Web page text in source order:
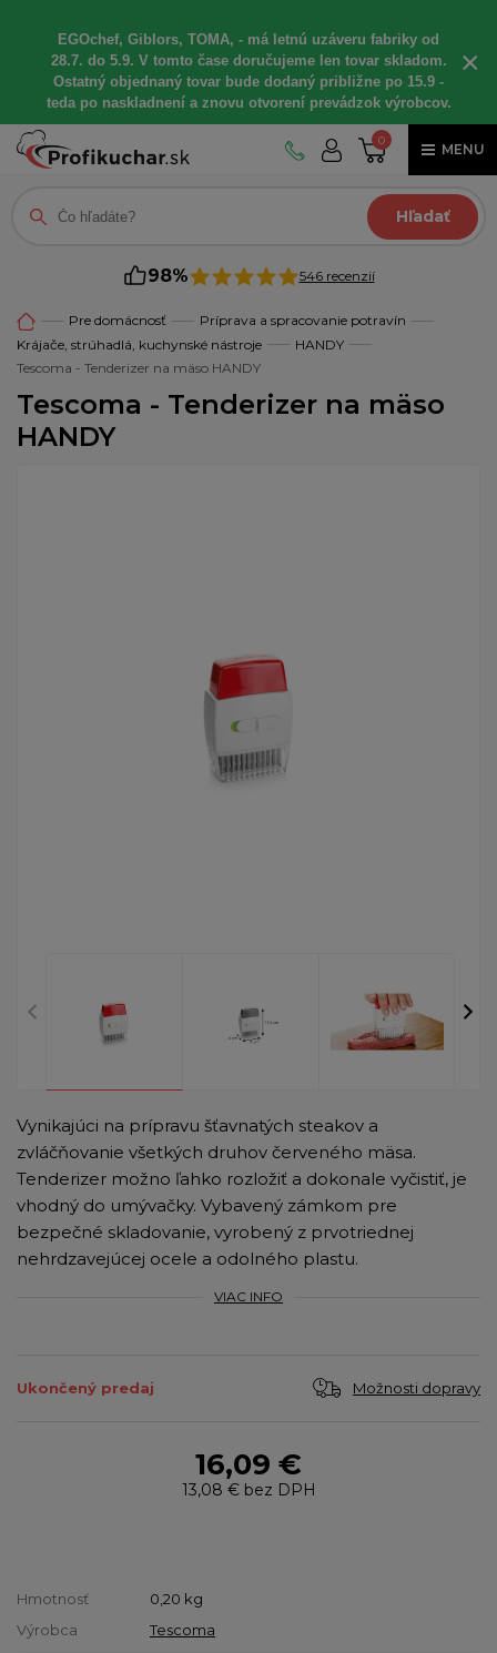
EGOchef, Giblors, TOMA, - má letnú uzáveru fabriky od
28.7. do 5.9. V tomto čase doručujeme len tovar skladom.
Ostatný objednaný tovar bude dodaný približne po 15.9 -
teda po naskladnení a znovu otvorení prevádzok výrobcov.
×
0
MENU
Hľadať
98% 546 recenzií
Pre domácnosť
Príprava a spracovanie potravín
Krájače, strúhadlá, kuchynské nástroje
HANDY
Tescoma - Tenderizer na mäso HANDY
Tescoma - Tenderizer na mäso
HANDY
Vynikajúci na prípravu šťavnatých steakov a
zvláčňovanie všetkých druhov červeného mäsa.
Tenderizer možno ľahko rozložiť a dokonale vyčistiť, je
vhodný do umývačky. Vybavený zámkom pre
bezpečné skladovanie, vyrobený z prvotriednej
nehrdzavejúcej ocele a odolného plastu.
VIAC INFO
Ukončený predaj Možnosti dopravy
16,09 €
13,08 €bez DPH
Hmotnosť 0,20 kg
Výrobca
Tescoma